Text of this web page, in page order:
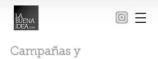
Campañas y